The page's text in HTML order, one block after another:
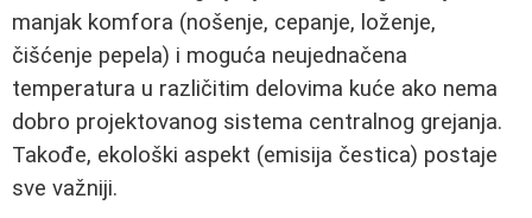
manjak komfora (nošenje, cepanje, loženje,
čišćenje pepela) i moguća neujednačena
temperatura u različitim delovima kuće ako nema
dobro projektovanog sistema centralnog grejanja.
Takođe, ekološki aspekt (emisija čestica) postaje
sve važniji.